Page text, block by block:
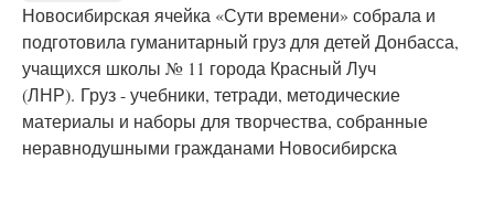
взрослые
вопросы
Новосибирская ячейка «Сути времени» собрала и
подготовила гуманитарный груз для детей Донбасса,
учащихся школы № 11 города Красный Луч
(ЛНР). Груз - учебники, тетради, методические
материалы и наборы для творчества, собранные
неравнодушными гражданами Новосибирска